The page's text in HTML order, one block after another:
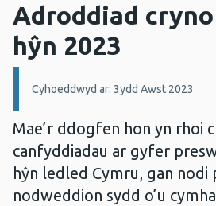
Adroddiad cryno
hŷn 2023
Manylion:
Cyhoeddwyd ar: 3ydd Awst 2023
Mae’r ddogfen hon yn rhoi
canfyddiadau ar gyfer
hŷn ledled Cymru, gan nodi
nodweddion sydd o’u